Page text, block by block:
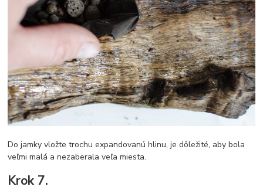
Do jamky vložte trochu expandovanú hlinu, je dôležité, aby bola
veľmi malá a nezaberala veľa miesta.
Krok 7.